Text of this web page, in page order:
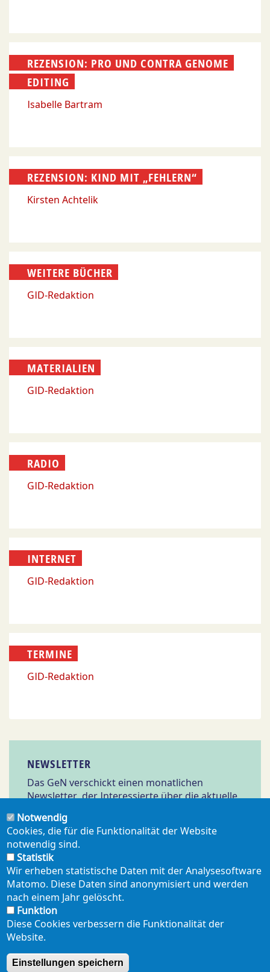
REZENSION: PRO UND CONTRA GENOME
EDITING
Isabelle Bartram
REZENSION: KIND MIT „FEHLERN“
Kirsten Achtelik
WEITERE BÜCHER
GID-Redaktion
MATERIALIEN
GID-Redaktion
RADIO
GID-Redaktion
INTERNET
GID-Redaktion
TERMINE
GID-Redaktion
NEWSLETTER
Das GeN verschickt einen monatlichen
Newsletter, der Interessierte über die aktuelle
Wissenschaft und Politik informiert.
Abonnieren
Footer
NEWSLETTER PRESSE
Notwendig
Cookies, die für die Funktionalität der Website
notwendig sind.
Statistik
Wir erheben statistische Daten mit der Analysesoftware
Matomo. Diese Daten sind anonymisiert und werden
nach einem Jahr gelöscht.
Funktion
Diese Cookies verbessern die Funktionalität der
Website.
Einstellungen speichern